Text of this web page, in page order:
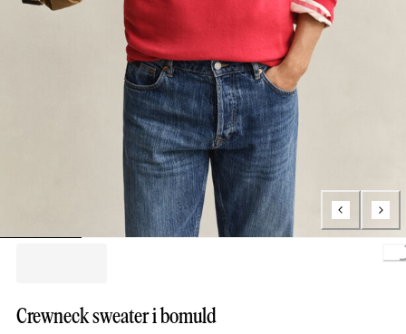
Crewneck sweater i bomuld